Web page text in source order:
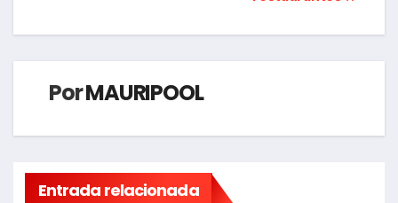
PorMAURIPOOL
Entrada relacionada